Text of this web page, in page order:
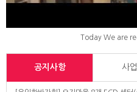
Today We are
공지사항 사